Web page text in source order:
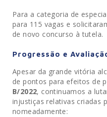
Para a categoria de
para 115 vagas e
de novo concurso à tutela.
Progressão e
Apesar da grande vitória
de pontos para efeitos de
B/2022, continuamos a
injustiças relativas criadas
nomeadamente: